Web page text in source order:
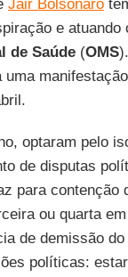
Jair Bolsonaro
e
de Saúde(OMS
optaram pelo
de disputas
para contenção
ou quarta em
de demissão
políticas: